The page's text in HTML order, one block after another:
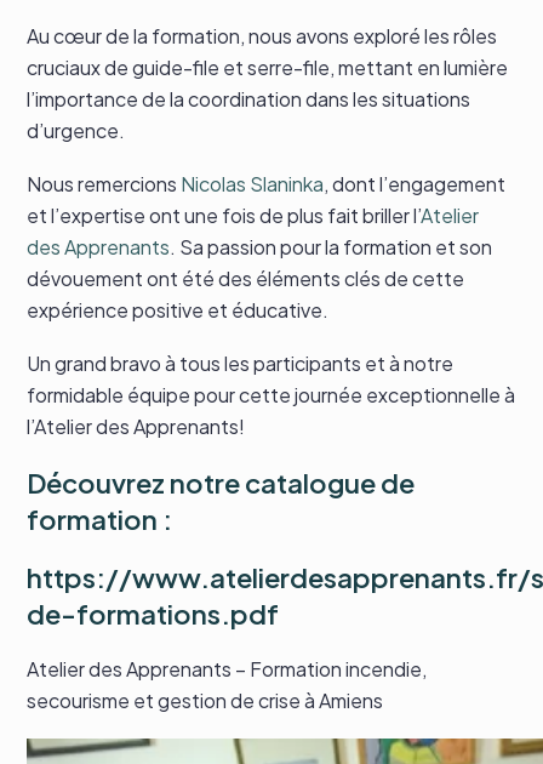
Au cœur de la formation, nous avons exploré les rôles
cruciaux de guide-file et serre-file, mettant en lumière
l’importance de la coordination dans les situations
d’urgence.
Nous remercions Nicolas Slaninka, dont l’engagement
et l’expertise ont une fois de plus fait briller l’Atelier
des Apprenants. Sa passion pour la formation et son
dévouement ont été des éléments clés de cette
expérience positive et éducative.
Un grand bravo à tous les participants et à notre
formidable équipe pour cette journée exceptionnelle à
l’Atelier des Apprenants!
Découvrez notre catalogue de
formation :
https://
de-formations.pdf
Atelier des Apprenants – Formation incendie,
secourisme et gestion de crise à Amiens